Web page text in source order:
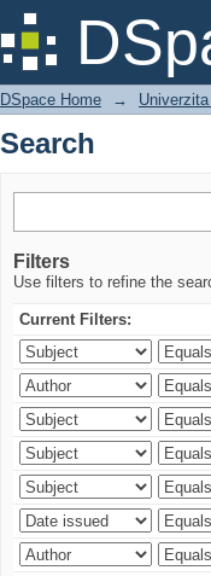
Search
DSpace Home →
Search
Filters
Use filters to refine the
Current Filters: